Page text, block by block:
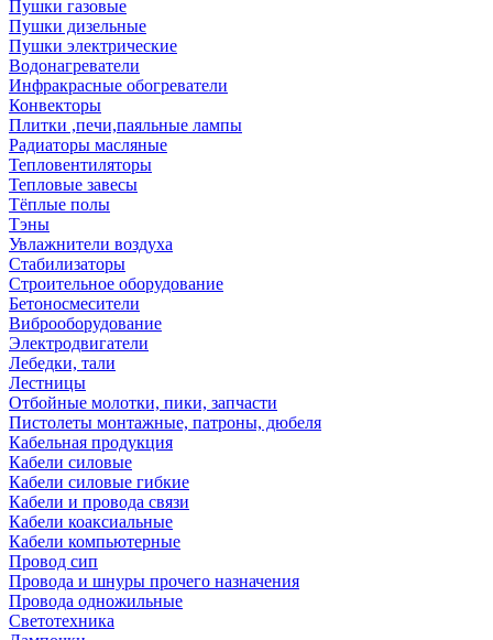
Пушки газовые
Пушки дизельные
Пушки электрические
Водонагреватели
Инфракрасные обогреватели
Конвекторы
Плитки ,печи,паяльные лампы
Радиаторы масляные
Тепловентиляторы
Тепловые завесы
Тёплые полы
Тэны
Увлажнители воздуха
Стабилизаторы
Строительное оборудование
Бетоносмесители
Виброоборудование
Электродвигатели
Лебедки, тали
Лестницы
Отбойные молотки, пики, запчасти
Пистолеты монтажные, патроны, дюбеля
Кабельная продукция
Кабели силовые
Кабели силовые гибкие
Кабели и провода связи
Кабели коаксиальные
Кабели компьютерные
Провод сип
Провода и шнуры прочего назначения
Провода одножильные
Светотехника